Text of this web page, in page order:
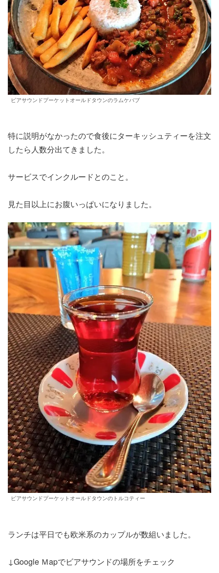
ビアサウンドプーケットオールドタウンのラムケバブ
特に説明がなかったので食後にターキッシュティーを注文
したら人数分出てきました。
サービスでインクルードとのこと。
見た目以上にお腹いっぱいになりました。
ビアサウンドプーケットオールドタウンのトルコティー
ランチは平日でも欧米系のカップルが数組いました。
↓Google Ｍapでビアサウンドの場所をチェック